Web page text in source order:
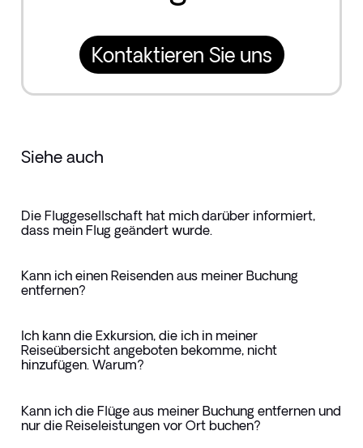
Kontaktieren Sie uns
Siehe auch
Die Fluggesellschaft hat mich darüber informiert,
dass mein Flug geändert wurde.
Kann ich einen Reisenden aus meiner Buchung
entfernen?
Ich kann die Exkursion, die ich in meiner
Reiseübersicht angeboten bekomme, nicht
hinzufügen. Warum?
Kann ich die Flüge aus meiner Buchung entfernen und
nur die Reiseleistungen vor Ort buchen?